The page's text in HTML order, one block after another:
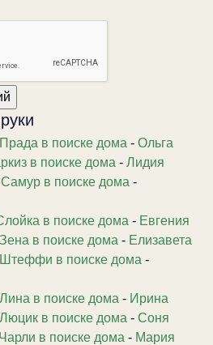
Прада в поиске дома - Ольга
в поиске дома - Лидия
Самур в поиске дома -
в поиске дома - Евгения
Зена в поиске дома - Елизавета
Штеффи в поиске дома -
Лина в поиске дома - Ирина
Люцик в поиске дома - Соня
Чарли в поиске дома - Мария